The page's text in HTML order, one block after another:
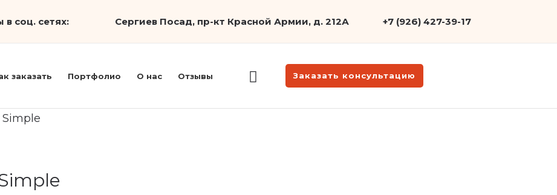
в соц. сетях: Сергиев Посад, пр-кт Красной Армии, д. 212А +7 (926) 427-39-17
заказать Портфолио О нас Отзывы Заказать консультацию
Simple